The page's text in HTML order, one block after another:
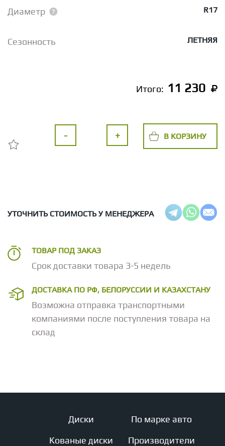
Диаметр R17
Сезонность ЛЕТНЯЯ
Итого: 11 230
- + В КОРЗИНУ
УТОЧНИТЬ СТОИМОСТЬ У МЕНЕДЖЕРА
ТОВАР ПОД ЗАКАЗ
Срок доставки товара 3-5 недель
ДОСТАВКА ПО РФ, БЕЛОРУССИИ И КАЗАХСТАНУ
Возможна отправка транспортными
компаниями после поступления товара на
склад
Диски
Кованые диски
По марке авто
Производители